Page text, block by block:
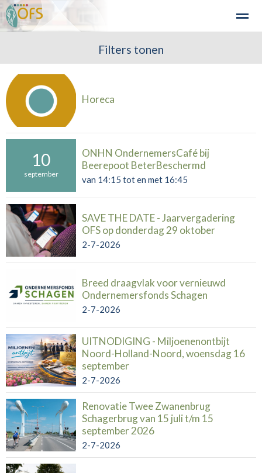
Industrie en Bedrijven
Home
Filters tonen
Horeca
10
september
ONHN OndernemersCafé bij
Beerepoot BeterBeschermd
van 14:15 tot en met 16:45
SAVE THE DATE - Jaarvergadering
OFS op donderdag 29 oktober
2-7-2026
Breed draagvlak voor vernieuwd
Ondernemersfonds Schagen
2-7-2026
UITNODIGING - Miljoenenontbijt
Noord-Holland-Noord, woensdag 16
september
2-7-2026
Renovatie Twee Zwanenbrug
Schagerbrug van 15 juli t/m 15
september 2026
2-7-2026